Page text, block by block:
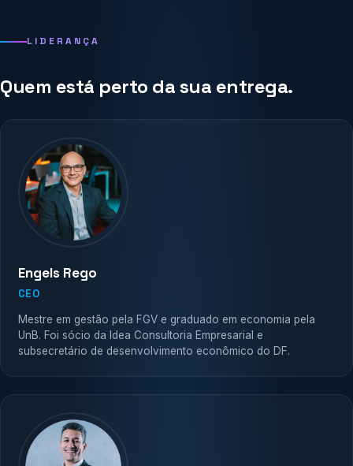
LIDERANÇA
Quem está perto da sua entrega.
Engels Rego
CEO
Mestre em gestão pela FGV e graduado em economia pela
UnB. Foi sócio da Idea Consultoria Empresarial e
subsecretário de desenvolvimento econômico do DF.